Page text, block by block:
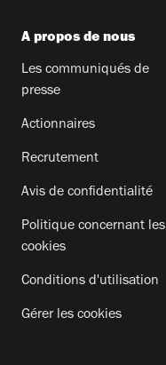
A propos de nous
Les communiqués de
presse
Actionnaires
Recrutement
Avis de confidentialité
Politique concernant les
cookies
Conditions d'utilisation
Gérer les cookies